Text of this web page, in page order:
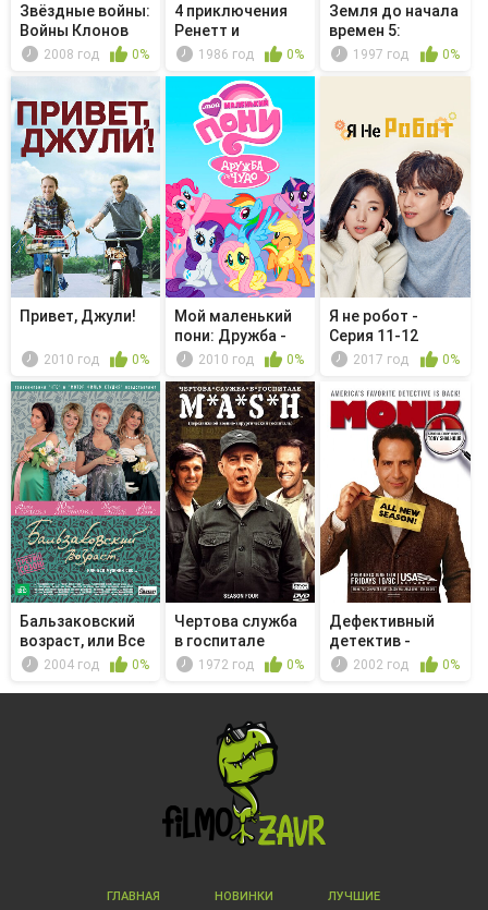
Звёздные войны:
Войны Клонов
2008 год 0%
4 приключения
Ренетт и
Мирабель
1986 год 0%
Земля до начала
времен 5:
Таинственны...
1997 год 0%
Привет, Джули!
2010 год 0%
Мой маленький
пони: Дружба -
это чудо...
2010 год 0%
Я не робот -
Серия 11-12
2017 год 0%
Бальзаковский
возраст, или Все
мужики...
2004 год 0%
Чертова служба
в гoспитале
M*A*S*H - ...
1972 год 0%
Дефективный
детектив -
Мистер Монк и ...
2002 год 0%
ГЛАВНАЯ НОВИНКИ ЛУЧШИЕ